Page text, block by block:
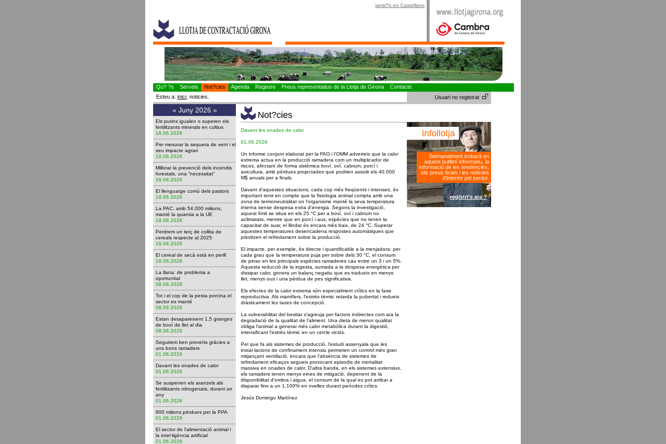
versi?n en Castellano
Qu? ?s Serveis Not?cies Agenda Registre Preus representatius de la Llotja de Girona
Contacte
Esteu a: inici , noticies. Usuari no registrat
« Juny 2026 »
Els purins igualen o superen els
fertilitzants minerals en cultius
18.06.2026
Per mesurar la sequera de vent i el
seu impacte agrari
18.06.2026
Millorar la prevenció dels incendis
forestals, una “necessitat”
18.06.2026
El llenguatge comú dels pastors
18.06.2026
La PAC, amb 54.000 milions,
manté la quantia a la UE
18.06.2026
Perdrem un terç de collita de
cereals respecte al 2025
18.06.2026
El cereal de secà està en perill
18.06.2026
La llana: de problema a
oportunitat
08.06.2026
Tot i el cop de la pesta porcina el
sector es manté
08.06.2026
Estan desapareixent 1,5 granges
de boví de llet al dia
08.06.2026
Seguirem ben proveïts gràcies a
uns bons ramaders
01.06.2026
Davant les onades de calor
01.06.2026
Se suspenen els aranzels als
fertilitzants nitrogenats, durant un
any
01.06.2026
900 milions pèrdues per la PPA
01.06.2026
El sector de l'alimentació animal i
la intel·ligència artificial
01.06.2026
Not?cies
Infollotja
Setmanalment trobarà en
aquest butlletí informatiu, la
informació de les tendències,
els preus fixats i les notícies
d'interès pel sector.
registri's ara ?
Davant les onades de calor
01.06.2026
Un informe conjunt elaborat per la FAO i l'OMM adverteix que la calor
extrema actua en la producció ramadera com un multiplicador de
riscos, afectant de forma sistèmica boví, oví, cabrum, porcí i
avicultura, amb pèrdues projectades que podrien assolir els 40.000
M$ anuals per a finals.
Davant d'aquestes situacions, cada cop més freqüents i intenses, és
important tenir en compte que la fisiologia animal compta amb una
zona de termoneutralitat on l'organisme manté la seva temperatura
interna sense despesa extra d'energia. Segons la investigació,
aquest límit se situa en els 25 °C per a boví, oví i cabrum no
aclimatats, mentre que en porcí i aus, espècies que no tenen la
capacitat de suar, el llindar és encara més baix, de 24 °C. Superar
aquestes temperatures desencadena respostes automàtiques que
prioritzen el refredament sobre la producció.
El impacte, per exemple, és directe i quantificable a la menjadora: per
cada grau que la temperatura puja per sobre dels 30 °C, el consum
de pinso en les principals espècies ramaderes cau entre un 3 i un 5%.
Aquesta reducció de la ingesta, sumada a la despesa energètica per
dissipar calor, genera un balanç negatiu que es tradueix en menys
llet, menys ous i una pèrdua de pes significativa.
Els efectes de la calor extrema són especialment crítics en la fase
reproductiva. Als mamífers, l'estrès tèrmic retarda la pubertat i redueix
dràsticament les taxes de concepció.
La vulnerabilitat del bestiar s'agreuja per factors indirectes com ara la
degradació de la qualitat de l'aliment. Una dieta de menor qualitat
obliga l'animal a generar més calor metabòlica durant la digestió,
intensificant l'estrès tèrmic en un cercle viciós.
Pel que fa als sistemes de producció, l'estudi assenyala que les
instal·lacions de confinament intensiu permeten un control més gran
mitjançant ventilació, encara que l'absència de sistemes de
refredament eficaços segueix provocant episodis de mortalitat
massiva en onades de calor. D'altra banda, en els sistemes extensius,
els ramaders tenen menys eines de mitigació, depenent de la
disponibilitat d'ombra i aigua, el consum de la qual es pot arribar a
disparar fins a un 1.100% en ovelles durant períodes crítics.
Jesús Domingo Martínez